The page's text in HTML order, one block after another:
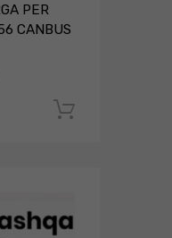
PER
CANBUS